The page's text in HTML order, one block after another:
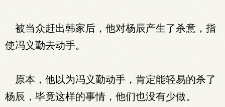
被当众赶出韩家后，他对杨辰产生了杀意，指
使冯义勤去动手。
原本，他以为冯义勤动手，肯定能轻易的杀了
杨辰，毕竟这样的事情，他们也没有少做。